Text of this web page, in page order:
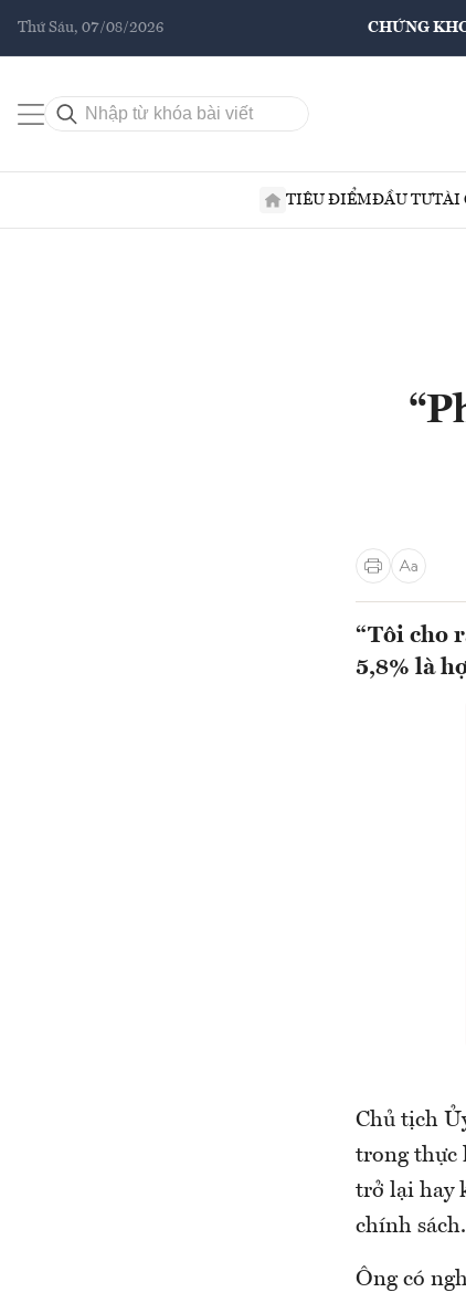
Thứ Sáu, 07/08/2026 CHỨNG
TIÊU ĐIỂMĐẦU TƯTÀI
“Tôi cho
5,8% là
Chủ tịch
trong thực
trở lại hay
chính sách.
Ông có